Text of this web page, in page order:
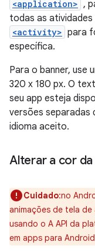
<application> ,
todas as
<activity> para
específica.
Para o banner, use
320 x 180 px. O
seu app esteja
versões separadas
idioma aceito.
Alterar a cor
Cuidado:no
animações de tela
usando o A API da
em apps para